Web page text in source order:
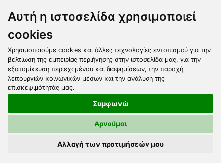
Αυτή η ιστοσελίδα χρησιμοποιεί
cookies
Χρησιμοποιούμε cookies και άλλες τεχνολογίες εντοπισμού για την
βελτίωση της εμπειρίας περιήγησης στην ιστοσελίδα μας, για την
εξατομίκευση περιεχομένου και διαφημίσεων, την παροχή
λειτουργιών κοινωνικών μέσων και την ανάλυση της
επισκεψιμότητάς μας.
Συμφωνώ
Αρνούμαι
Αλλαγή των προτιμήσεών μου